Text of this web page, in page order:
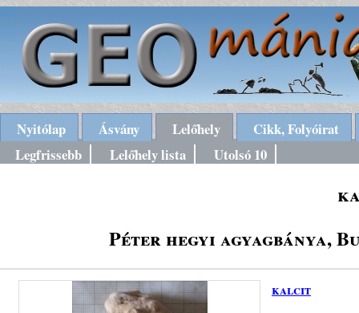
Nyitólap Ásvány Lelőhely
Cikk, Folyóirat
Legfrissebb
Lelőhely lista Utolsó 10
Péter hegyi agyagbánya,
kalcit